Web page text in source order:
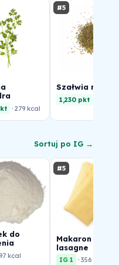
· 279 kcal
#5
Szałwia mielona
1,230 pkt
Sortuj po IG →
do
97 kcal
#5
Makaron na
lasagne
IG 1 · 356 kcal